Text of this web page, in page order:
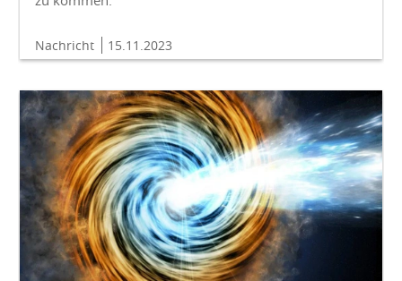
Nachricht 15.11.2023